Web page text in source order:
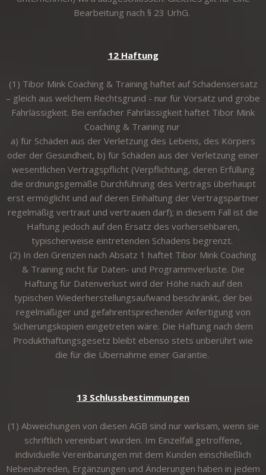
Bearbeitung nach § 23 UrhG.
12 Haftung
(1) Tibor Mink Coaching & Training haftet auf Schadensersatz
– gleich aus welchem Rechtsgrund - nur für Vorsatz und grobe
Fahrlässigkeit. Bei einfacher Fahrlässigkeit haftet Tibor Mink
Coaching & Training nur
a) für Schäden aus der Verletzung des Lebens, des Körpers
oder der Gesundheit, b) für Schäden aus der Verletzung einer
wesentlichen Vertragspflicht (Verpflichtung, deren Erfüllung
die ordnungsgemäße Durchführung des Vertrags überhaupt
erst ermöglicht und auf deren Einhaltung der Vertragspartner
regelmäßig vertraut und vertrauen darf); in diesem Fall ist die
Haftung jedoch auf den Ersatz des vorhersehbaren,
typischerweise eintretenden Schadens begrenzt.
(2) In den Grenzen nach Absatz 1 haftet Tibor Mink Coaching
& Training nicht für Daten- und Programmverluste. Die
Haftung für Datenverlust wird der Höhe nach auf den
typischen Wiederherstellungsaufwand beschränkt, der bei
regelmäßiger und gefahrentsprechender Anfertigung von
Sicherungskopien eingetreten wäre. Die Haftung nach dem
Produkthaftungsgesetz bleibt ebenso stets unberührt wie
die für die Übernahme einer Garantie.
13 Schlussbestimmungen
(1) Abweichungen von diesen AGB sind nur wirksam, wenn sie
schriftlich vereinbart wurden. Im Einzelfall getroffene,
individuelle Vereinbarungen mit dem Kunden einschließlich
Nebenabreden, Ergänzungen und Änderungen haben in jedem